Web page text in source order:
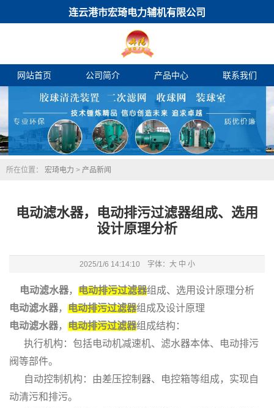
连云港市宏琦电力辅机有限公司
网站首页 公司简介 产品中心 联系我们
所在位置： 宏琦电力 > 产品新闻
电动滤水器，电动排污过滤器组成、选用
设计原理分析
2025/1/6 14:14:10 字体： 大 中 小
电动滤水器， 电动排污过滤器组成、选用设计原理分析
电动滤水器， 电动排污过滤器组成及设计原理
电动滤水器， 电动排污过滤器组成结构：
执行机构：包括电动机减速机、滤水器本体、电动排污
阀等部件。
自动控制机构：由差压控制器、电控箱等组成，实现自
动清污和排污。